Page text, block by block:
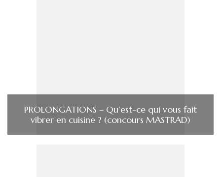
PROLONGATIONS – Qu’est-ce qui vous fait
vibrer en cuisine ? (concours MASTRAD)